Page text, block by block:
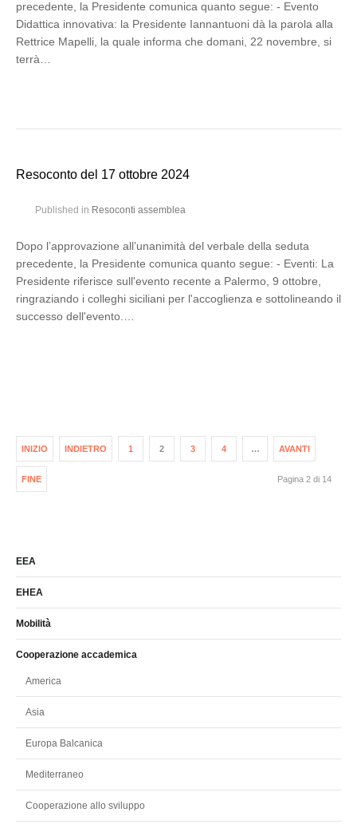
precedente, la Presidente comunica quanto segue: - Evento
Didattica innovativa: la Presidente Iannantuoni dà la parola alla
Rettrice Mapelli, la quale informa che domani, 22 novembre, si
terrà…
Resoconto del 17 ottobre 2024
Published in Resoconti assemblea
Dopo l’approvazione all’unanimità del verbale della seduta
precedente, la Presidente comunica quanto segue: - Eventi: La
Presidente riferisce sull'evento recente a Palermo, 9 ottobre,
ringraziando i colleghi siciliani per l'accoglienza e sottolineando il
successo dell'evento.…
INIZIO INDIETRO 1 2 3 4 … AVANTI
FINE Pagina 2 di 14
EEA
EHEA
Mobilità
Cooperazione accademica
America
Asia
Europa Balcanica
Mediterraneo
Cooperazione allo sviluppo